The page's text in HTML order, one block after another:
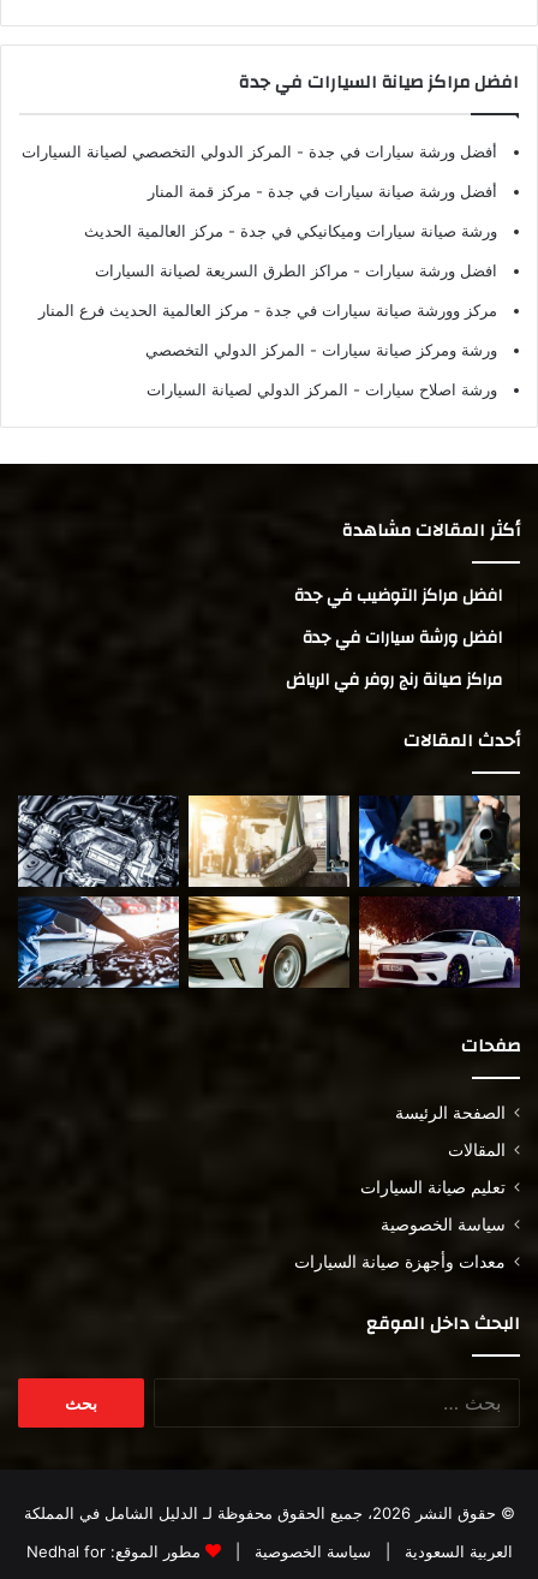
افضل مراكز صيانة السيارات في جدة
أفضل ورشة سيارات في جدة - المركز الدولي التخصصي لصيانة السيارات
أفضل ورشة صيانة سيارات في جدة - مركز قمة المنار
ورشة صيانة سيارات وميكانيكي في جدة - مركز العالمية الحديث
افضل ورشة سيارات - مراكز الطرق السريعة لصيانة السيارات
مركز وورشة صيانة سيارات في جدة - مركز العالمية الحديث فرع المنار
ورشة ومركز صيانة سيارات - المركز الدولي التخصصي
ورشة اصلاح سيارات - المركز الدولي لصيانة السيارات
أكثر المقالات مشاهدة
افضل مراكز التوضيب في جدة
افضل ورشة سيارات في جدة
مراكز صيانة رنج روفر في الرياض
أحدث المقالات
صفحات
الصفحة الرئيسة
المقالات
تعليم صيانة السيارات
سياسة الخصوصية
معدات وأجهزة صيانة السيارات
البحث داخل الموقع
© حقوق النشر 2026، جميع الحقوق محفوظة لـ
الدليل الشامل في المملكة
العربية السعودية
سياسة الخصوصية | مطور الموقع:Nedhal for